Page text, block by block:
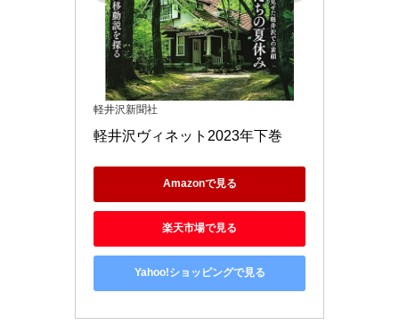
軽井沢新聞社
軽井沢ヴィネット2023年下巻
Amazonで見る
楽天市場で見る
Yahoo!ショッピングで見る